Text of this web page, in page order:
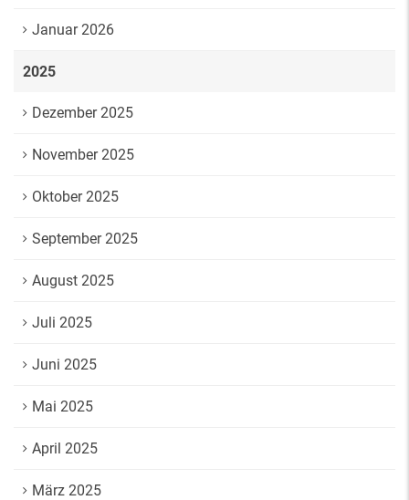
Januar 2026
2025
Dezember 2025
November 2025
Oktober 2025
September 2025
August 2025
Juli 2025
Juni 2025
Mai 2025
April 2025
März 2025